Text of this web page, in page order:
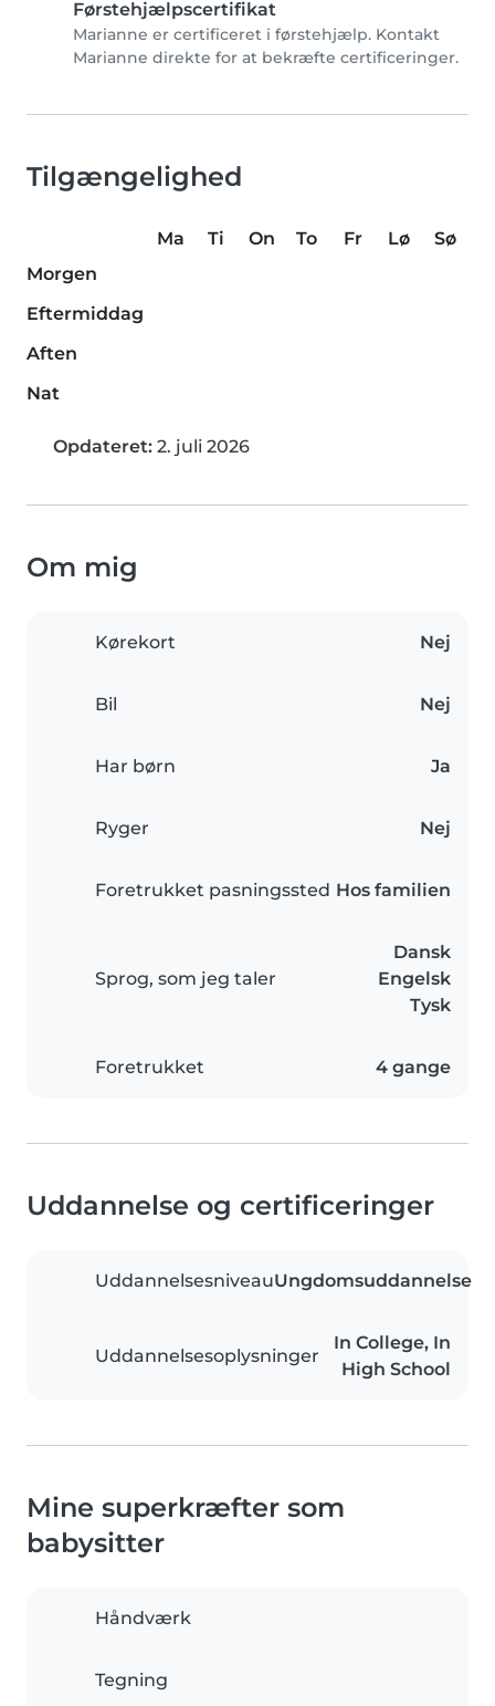
Førstehjælpscertifikat
Marianne er certificeret i førstehjælp. Kontakt
Marianne direkte for at bekræfte certificeringer.
Tilgængelighed
Ma Ti On To Fr Lø
Sø
Morgen
Eftermiddag
Aften
Nat
Opdateret: 2. juli 2026
Om mig
Kørekort Nej
Bil Nej
Har børn Ja
Ryger Nej
Foretrukket pasningssted Hos familien
Sprog, som jeg taler
Dansk
Engelsk
Tysk
Foretrukket 4 gange
Uddannelse og certificeringer
UddannelsesniveauUngdomsuddannelse
Uddannelsesoplysninger
In College, In
High School
Mine superkræfter som
babysitter
Håndværk
Tegning